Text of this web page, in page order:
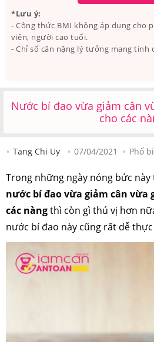
*Lưu ý:
- Công thức BMI không áp dụng cho
viên, người cao tuổi.
- Chỉ số cân nặng lý tưởng mang tính
Nước bí đao vừa giảm cân
cho các
Tang Chi Uy 07/04/2021 Phổ
Trong những ngày nóng bức
nước bí đao vừa giảm cân
các nàngthì còn gì thú vị hơn
nước bí đao này cũng rất dễ